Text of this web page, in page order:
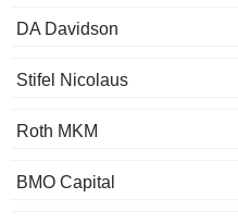
DA Davidson
Stifel Nicolaus
Roth MKM
BMO Capital